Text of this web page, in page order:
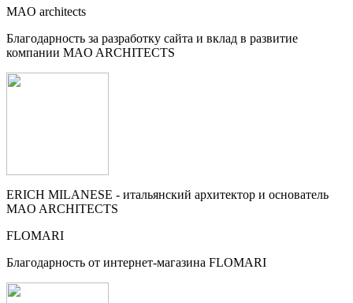
MAO architects
Благодарность за разработку сайта и вклад в развитие
компании MAO ARCHITECTS
ERICH MILANESE - итальянский архитектор и основатель
MAO ARCHITECTS
FLOMARI
Благодарность от интернет-магазина FLOMARI